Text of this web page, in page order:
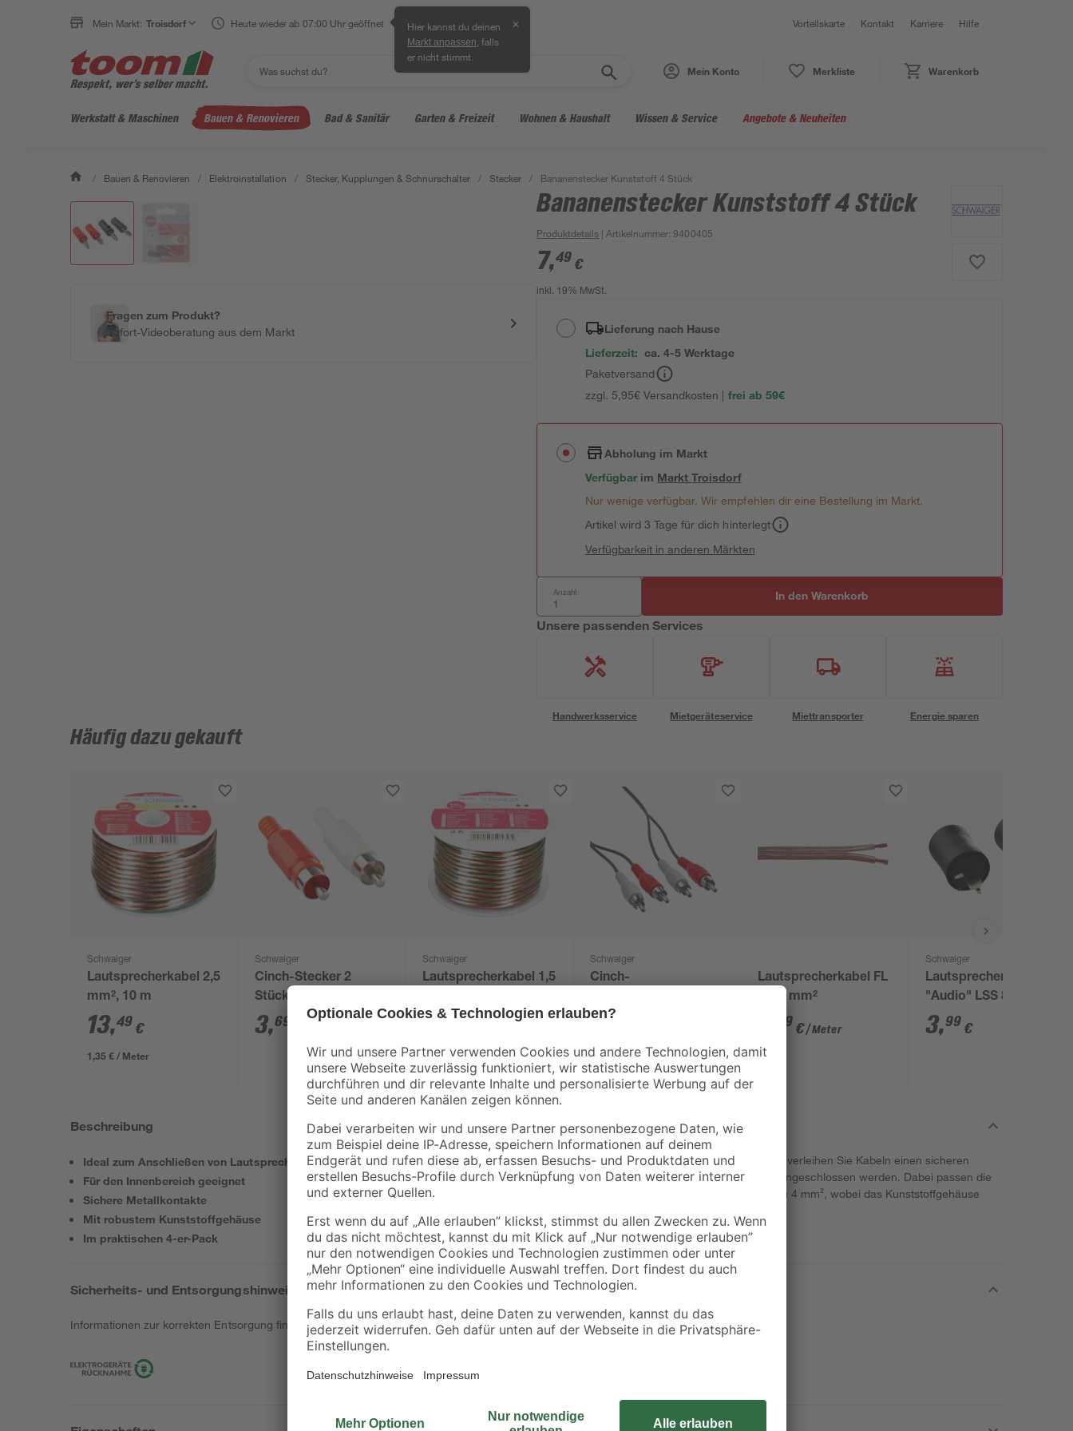
Mein Markt: Troisdorf Heute wieder ab 07:00 Uhr geöffnet Hier kannst du deinen
Markt anpassen , falls
er nicht stimmt.
✕ Vorteilskarte Kontakt Karriere Hilfe
Mein Konto Merkliste Warenkorb
Werkstatt & Maschinen Bauen & Renovieren Bad & Sanitär Garten & Freizeit Wohnen & Haushalt Wissen & Service Angebote & Neuheiten
/ Bauen & Renovieren / Elektroinstallation / Stecker, Kupplungen & Schnurschalter / Stecker / Bananenstecker Kunststoff 4 Stück
Fragen zum Produkt?
Sofort-Videoberatung aus dem Markt
Bananenstecker Kunststoff 4 Stück
Produktdetails | Artikelnummer:9400405
7,49 €
inkl. 19% MwSt.
Lieferung nach Hause
Lieferzeit: ca. 4-5 Werktage
Paketversand
zzgl. 5,95€ Versandkosten | frei ab 59€
Abholung im Markt
Verfügbar im MarktTroisdorf
Nur wenige verfügbar. Wir empfehlen dir eine Bestellung im Markt.
Artikel wird 3 Tage für dich hinterlegt
Verfügbarkeit in anderen Märkten
Anzahl: In den Warenkorb
Unsere passenden Services
Handwerksservice Mietgeräteservice Miettransporter Energie sparen
Häufig dazu gekauft
Schwaiger
Lautsprecherkabel 2,5
mm², 10 m
13,49 €
1,35 € / Meter
Schwaiger
Cinch-Stecker 2
Stück
3,69
Schwaiger
Lautsprecherkabel 1,5
11, 99
1,20 € / Meter
Schwaiger
Cinch-
Stecker 1,5 m
4,69
Lautsprecherkabel FL
2 x 4 mm²
29 €/ Meter
Schwaiger
Lautsprecherstecker
"Audio" LSS 8022
Standard 2 Stück
3,99 €
Beschreibung
Ideal zum Anschließen von Lautsprechern, Verstärkern etc.
Für den Innenbereich geeignet
Sichere Metallkontakte
Mit robustem Kunststoffgehäuse
Im praktischen 4-er-Pack
Mit den Bananensteckern der Marke Schwaiger verleihen Sie Kabeln einen sicheren
Kontakt. Lautsprecherverstärker können damit angeschlossen werden. Dabei passen die
Stecker auf Kabel mit einem Durchmesser bis zu 4 mm², wobei das Kunststoffgehäuse
Sicherheits- und Entsorgungshinweise
Informationen zur korrekten Entsorgung findest duhier.